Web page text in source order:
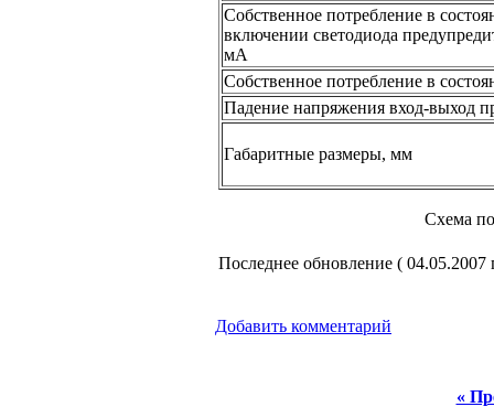
Собственное потребление в
включении светодиода
мА
Собственное потребление в
Падение напряжения вход-выход
Габаритные размеры, мм
Схема
Последнее обновление ( 04.05.2007
Добавить комментарий
«